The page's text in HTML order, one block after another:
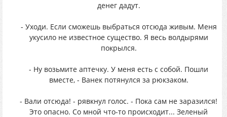
денег дадут.
- Уходи. Если сможешь выбраться отсюда живым. Меня
укусило не известное существо. Я весь волдырями
покрылся.
- Ну возьмите аптечку. У меня есть с собой. Пошли
вместе, - Ванек потянулся за рюкзаком.
- Вали отсюда! - рявкнул голос. - Пока сам не заразился!
Это опасно. Со мной что-то происходит... Зеленый